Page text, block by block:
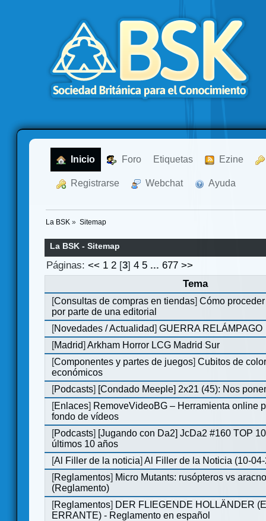
Inicio Foro Etiquetas Ezine
Registrarse Webchat Ayuda
La BSK » Sitemap
La BSK - Sitemap
Páginas:<< 1 2 [3]4 5 ...677 >>
Tema
[Consultas de compras en tiendas]Cómo
por parte de una editorial
[Novedades / Actualidad]GUERRA RELÁMPAGO
[Madrid]Arkham Horror LCG Madrid Sur
[Componentes y partes de juegos]Cubitos de
económicos
[Podcasts] [Condado Meeple] 2x21 (45): Nos
[Enlaces] RemoveVideoBG – Herramienta online
fondo de vídeos
[Podcasts] [Jugando con Da2] JcDa2 #160 TOP
últimos 10 años
[Al Filler de la noticia]Al Filler de la Noticia (10-
[Reglamentos] Micro Mutants: rusópteros vs
(Reglamento)
[Reglamentos] DER FLIEGENDE HOLLÄNDER
ERRANTE) - Reglamento en español